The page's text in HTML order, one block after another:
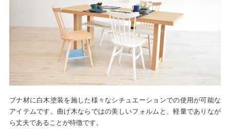
ブナ材に白木塗装を施した様々なシチュエーションでの使用が可能な
アイテムです。曲げ木ならではの美しいフォルムと、軽量でありなが
ら丈夫であることが特徴です。